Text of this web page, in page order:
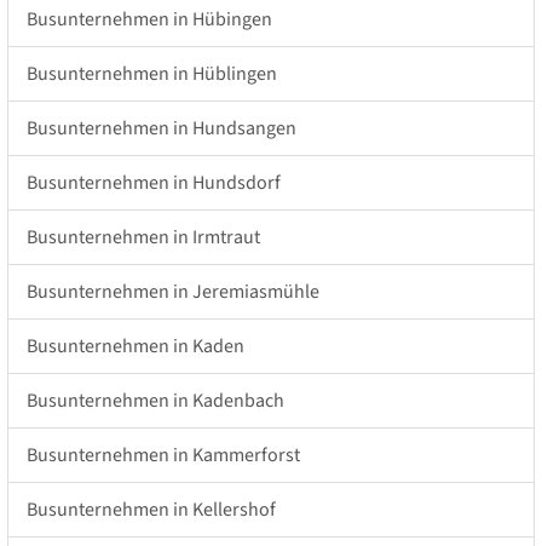
Busunternehmen in Hübingen
Busunternehmen in Hüblingen
Busunternehmen in Hundsangen
Busunternehmen in Hundsdorf
Busunternehmen in Irmtraut
Busunternehmen in Jeremiasmühle
Busunternehmen in Kaden
Busunternehmen in Kadenbach
Busunternehmen in Kammerforst
Busunternehmen in Kellershof